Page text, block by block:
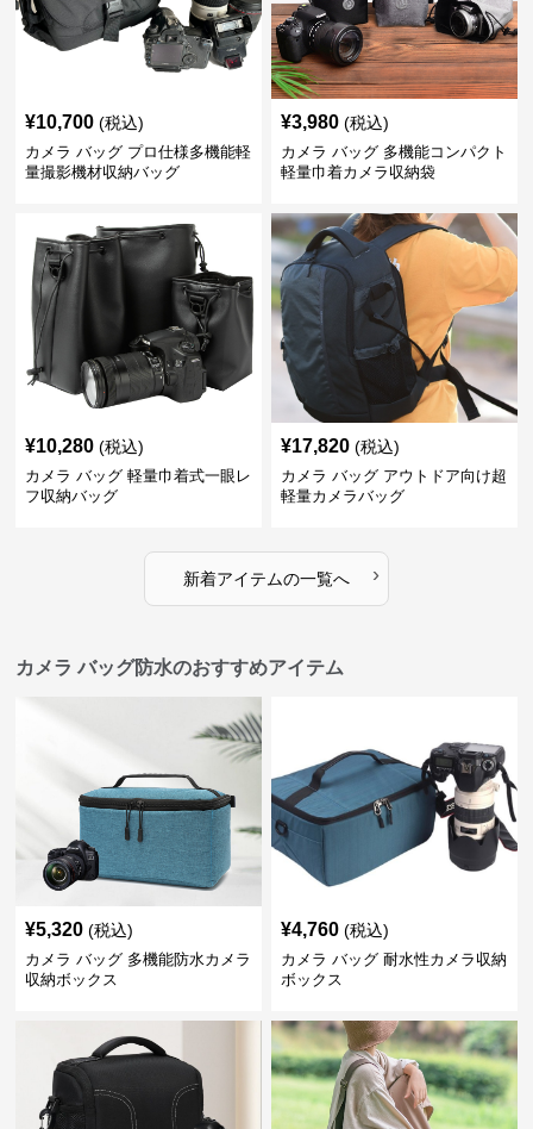
¥10,700 (税込)
カメラ バッグ プロ仕様多機能軽
量撮影機材収納バッグ
¥3,980 (税込)
カメラ バッグ 多機能コンパクト
軽量巾着カメラ収納袋
¥10,280 (税込)
カメラ バッグ 軽量巾着式一眼レ
フ収納バッグ
¥17,820 (税込)
カメラ バッグ アウトドア向け超
軽量カメラバッグ
新着アイテムの一覧へ ›
カメラ バッグ防水のおすすめアイテム
¥5,320 (税込)
カメラ バッグ 多機能防水カメラ
収納ボックス
¥4,760 (税込)
カメラ バッグ 耐水性カメラ収納
ボックス